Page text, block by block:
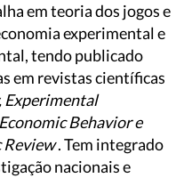
em teoria dos jogos e
experimental e
tendo publicado
em revistas científicas
Experimental
Behavior e
Review. Tem integrado
nacionais e